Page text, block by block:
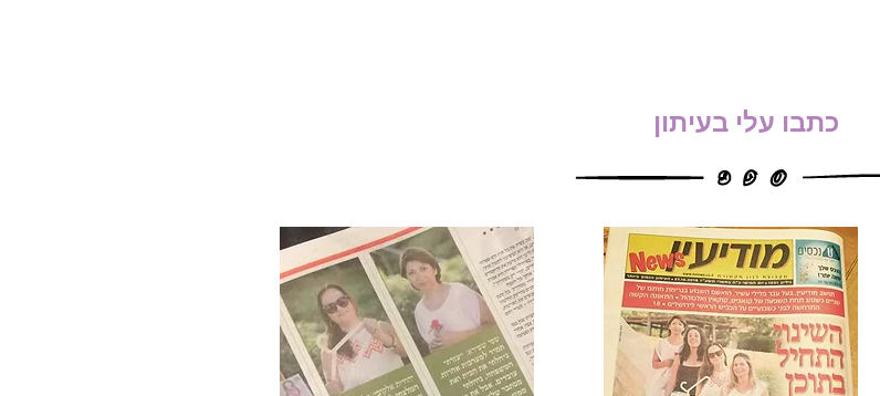
כתבו עלי בעיתון